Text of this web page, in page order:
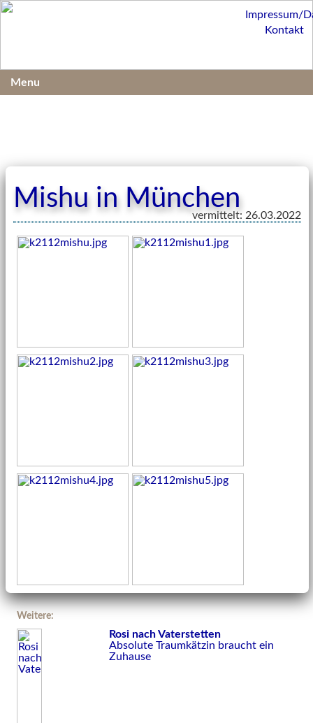
Mishu in München
vermittelt: 26.03.2022
Weitere:
Rosi nach Vaterstetten
Absolute Traumkätzin braucht ein
Zuhause
Impressum/
Kontakt
Menu